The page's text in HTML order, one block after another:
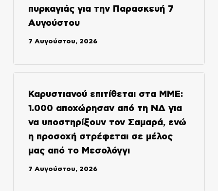
πυρκαγιάς για την Παρασκευή 7
Αυγούστου
7 Αυγούστου, 2026
Καρυστιανού επιτίθεται στα ΜΜΕ:
1.000 αποχώρησαν από τη ΝΔ για
να υποστηρίξουν τον Σαμαρά, ενώ
η προσοχή στρέφεται σε μέλος
μας από το Μεσολόγγι
7 Αυγούστου, 2026